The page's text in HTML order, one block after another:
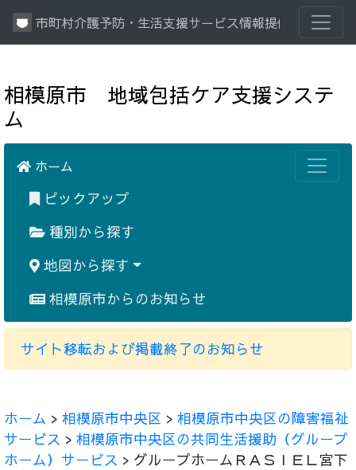
市町村介護予防・生活支援サービス情報提供システム
相模原市 地域包括ケア支援システ
ム
ホーム
ピックアップ
種別から探す
地図から探す
相模原市からのお知らせ
サイト移転および掲載終了のお知らせ
ホーム > 相模原市中央区 > 相模原市中央区の障害福祉
サービス > 相模原市中央区の共同生活援助（グループ
ホーム）サービス > グループホームＲＡＳＩＥＬ宮下